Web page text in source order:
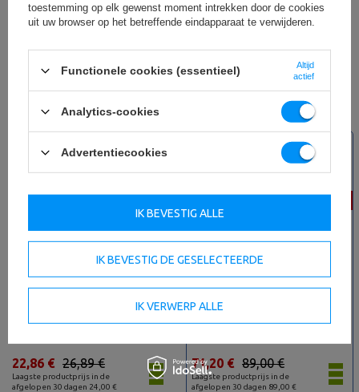
Dijblokkering voor Semi-Pro
29,89 €
26,30 €
Adapter voor
mm MA-A001-Marbo Sport
16,99 €
Beenverlenging voor halterbank
MH-A003 - Marbo Sport
Laagste productprijs in de
afgelopen 30 dagen 24,00 €
26,89 €
22,86 €
SPECIALE AANBIEDING
NIEUW
Hoes voor Olimpic gewichten
UX-A001 - UpForm
Laagste productprijs in de
afgelopen 30 dagen 89,00 €
89,00 €
71,20 €
toestemming op elk gewenst moment intrekken door de cookies
uit uw browser op het betreffende eindapparaat te verwijderen.
Functionele cookies (essentieel)
Altijd
actief
Analytics-cookies
Advertentiecookies
IK BEVESTIG DE GESELECTEERDE
IK VERWERP ALLE
IK BEVESTIG ALLE